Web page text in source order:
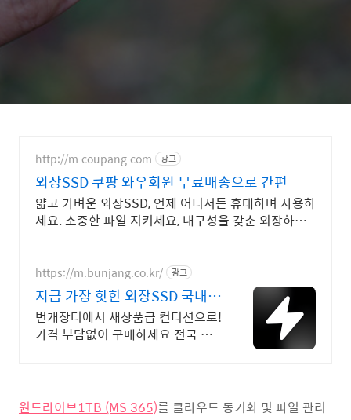
http://m.coupang.com 광고
외장SSD 쿠팡 와우회원 무료배송으로 간편
얇고 가벼운 외장SSD, 언제 어디서든 휴대하며 사용하
세요. 소중한 파일 지키세요, 내구성을 갖춘 외장하드
https://m.bunjang.co.kr/ 광고
지금 가장 핫한 외장SSD 국내
최대 브랜드 중고거래
번개장터에서 새상품급 컨디션으로!
가격 부담없이 구매하세요 전국 각
원드라이브1TB (MS 365)를 클라우드 동기화 및 파일 관리